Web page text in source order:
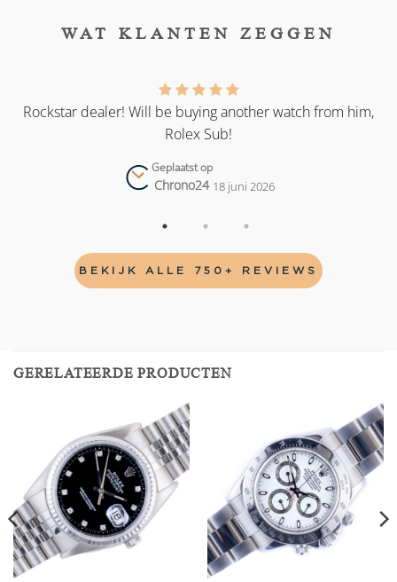
WAT KLANTEN ZEGGEN
Rockstar dealer! Will be buying another watch from him,
Rolex Sub!
Geplaatst op
Chrono24 18 juni 2026
BEKIJK ALLE 750+ REVIEWS
GERELATEERDE PRODUCTEN
Add to
wishlist
Add to
wishlist